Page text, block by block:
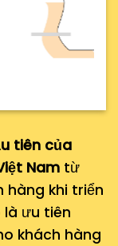
tiên của
Nam từ
hàng khi triển
ưu tiên
khách hàng